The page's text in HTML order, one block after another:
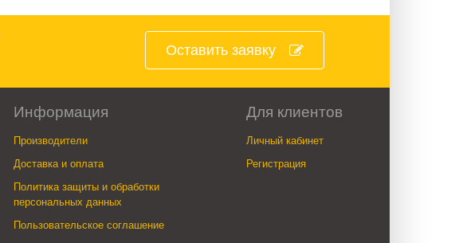
Оставить заявку
Информация
Производители
Доставка и оплата
Политика защиты и обработки
персональных данных
Пользовательское соглашение
Для клиентов
Личный кабинет
Регистрация